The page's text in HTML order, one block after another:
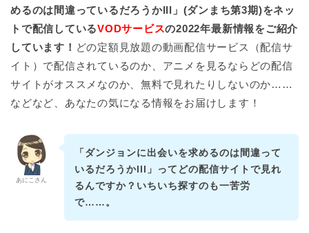
めるのは間違っているだろうかlll」(ダンまち第3期)をネッ
トで配信しているVODサービスの2022年最新情報をご紹介
しています！ どの定額見放題の動画配信サービス（配信サ
イト）で配信されているのか、アニメを見るならどの配信
サイトがオススメなのか、無料で見れたりしないのか……
などなど、あなたの気になる情報をお届けします！
あにこさん
「ダンジョンに出会いを求めるのは間違って
いるだろうかlll」ってどの配信サイトで見れ
るんですか？いちいち探すのも一苦労
で……。